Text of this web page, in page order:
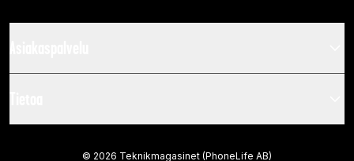
© 2026 Teknikmagasinet (PhoneLife AB)